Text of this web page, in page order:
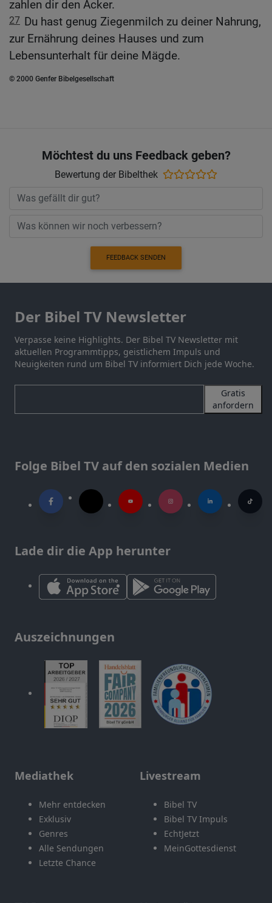
zahlen dir den Acker.
27 Du hast genug Ziegenmilch zu deiner Nahrung,
zur Ernährung deines Hauses und zum
Lebensunterhalt für deine Mägde.
© 2000 Genfer Bibelgesellschaft
Möchtest du uns Feedback geben?
Bewertung der Bibelthek
FEEDBACK SENDEN
Der Bibel TV Newsletter
Verpasse keine Highlights. Der Bibel TV Newsletter mit
aktuellen Programmtipps, geistlichem Impuls und
Neuigkeiten rund um Bibel TV informiert Dich jede Woche.
Gratis
anfordern
Folge Bibel TV auf den sozialen Medien
Lade dir die App herunter
Auszeichnungen
Mediathek
Mehr entdecken
Exklusiv
Genres
Alle Sendungen
Letzte Chance
Livestream
Bibel TV
Bibel TV Impuls
EchtJetzt
MeinGottesdienst